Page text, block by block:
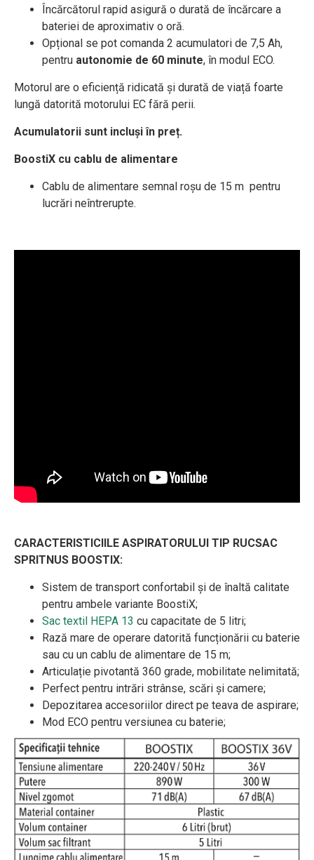
Încărcătorul rapid asigură o durată de încărcare a
bateriei de aproximativ o oră.
Opțional se pot comanda 2 acumulatori de 7,5 Ah,
pentru autonomie de 60 minute, în modul ECO.
Motorul are o eficiență ridicată și durată de viață foarte
lungă datorită motorului EC fără perii.
Acumulatorii sunt incluși în preț.
BoostiX cu cablu de alimentare
Cablu de alimentare semnal roșu de 15 m pentru
lucrări neîntrerupte.
CARACTERISTICIILE ASPIRATORULUI TIP RUCSAC
SPRITNUS BOOSTIX:
Sistem de transport confortabil și de înaltă calitate
pentru ambele variante BoostiX;
Sac textil HEPA 13 cu capacitate de 5 litri;
Rază mare de operare datorită funcționării cu baterie
sau cu un cablu de alimentare de 15 m;
Articulație pivotantă 360 grade, mobilitate nelimitată;
Perfect pentru intrări strânse, scări și camere;
Depozitarea accesoriilor direct pe teava de aspirare;
Mod ECO pentru versiunea cu baterie;